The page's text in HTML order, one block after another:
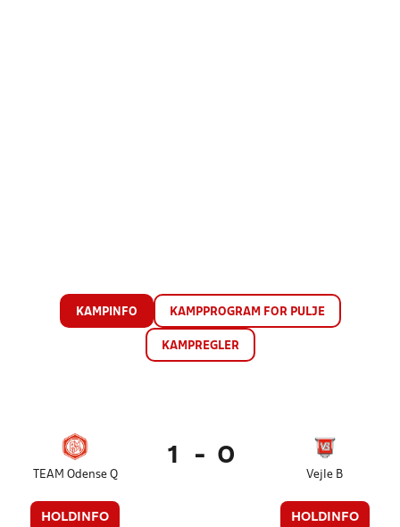
KAMPINFO KAMPPROGRAM FOR PULJE
KAMPREGLER
TEAM Odense Q
HOLDINFO
1 - 0
Vejle B
HOLDINFO